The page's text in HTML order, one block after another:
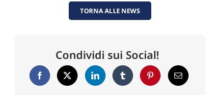
TORNA ALLE NEWS
Condividi sui Social!